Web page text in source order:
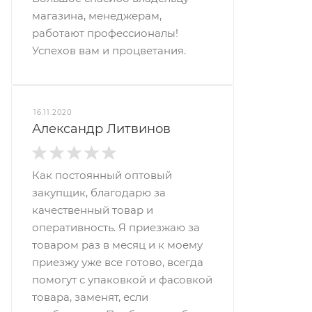
магазина, менеджерам,
работают профессионалы!
Успехов вам и процветания.
16.11.2020
Александр Литвинов
Как постоянный оптовый
закупщик, благодарю за
качественный товар и
оперативность. Я приезжаю за
товаром раз в месяц и к моему
приезжу уже все готово, всегда
помогут с упаковкой и фасовкой
товара, заменят, если